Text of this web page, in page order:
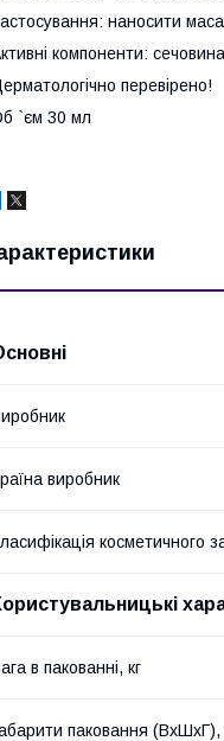
наносити
компоненти:
перевірено!
`єм 30 мл
виробник
косметичного
в пакованні, кг
паковання (ВхШхГ),